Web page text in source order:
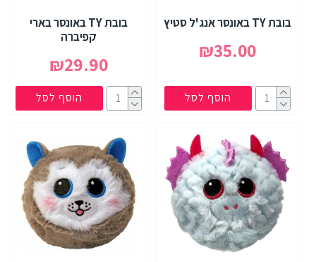
בובת TY באונסר אנג'ל סטיץ
₪35.00
הוסף לסל
בובת TY באונסר בארי
קפיברה
₪29.90
הוסף לסל